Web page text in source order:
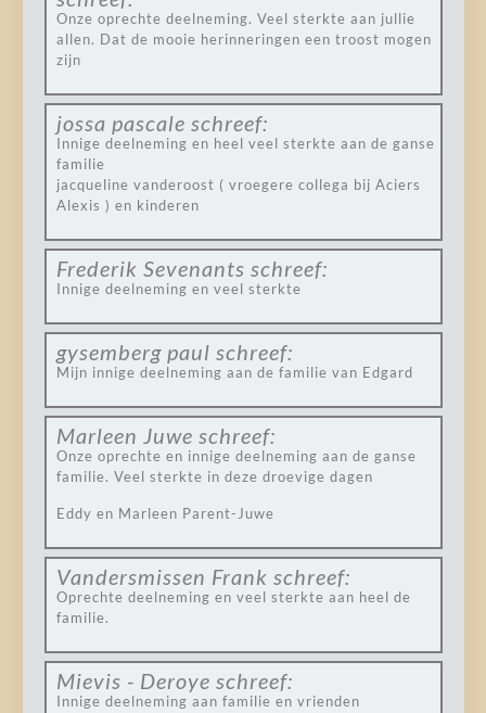
Onze oprechte deelneming. Veel sterkte aan jullie
allen. Dat de mooie herinneringen een troost mogen
zijn
jossa pascale schreef:
Innige deelneming en heel veel sterkte aan de ganse
familie
jacqueline vanderoost ( vroegere collega bij Aciers
Alexis ) en kinderen
Frederik Sevenants schreef:
Innige deelneming en veel sterkte
gysemberg paul schreef:
Mijn innige deelneming aan de familie van Edgard
Marleen Juwe schreef:
Onze oprechte en innige deelneming aan de ganse
familie. Veel sterkte in deze droevige dagen
Eddy en Marleen Parent-Juwe
Vandersmissen Frank schreef:
Oprechte deelneming en veel sterkte aan heel de
familie.
Mievis - Deroye schreef:
Innige deelneming aan familie en vrienden